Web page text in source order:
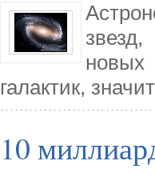
новых
галактик,
10